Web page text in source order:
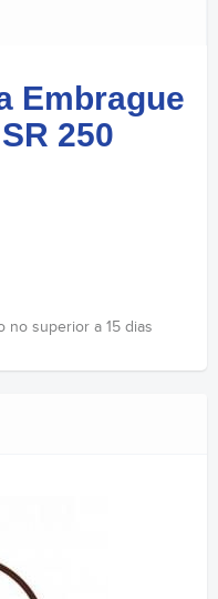
Embrague
250
no superior a 15 dias